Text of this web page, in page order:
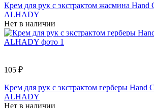
Крем для рук с экстрактом жасмина Hand
ALHADY
Нет в наличии
105 ₽
Крем для рук с экстрактом герберы Hand
ALHADY
Нет в наличии